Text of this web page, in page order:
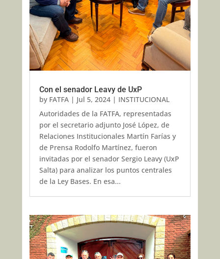
Con el senador Leavy de UxP
by FATFA| Jul 5, 2024| INSTITUCIONAL
Autoridades de la FATFA, representadas
por el secretario adjunto José López, de
Relaciones Institucionales Martín Farías y
de Prensa Rodolfo Martínez, fueron
invitadas por el senador Sergio Leavy (UxP
Salta) para analizar los puntos centrales
de la Ley Bases. En esa...